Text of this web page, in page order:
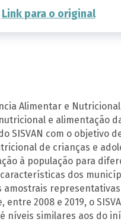
Link para o original
Alimentar e
e alimentação
SISVAN com o objetivo
de crianças e
à população para
dos
amostrais
entre 2008 e 2019, o
níveis similares aos do